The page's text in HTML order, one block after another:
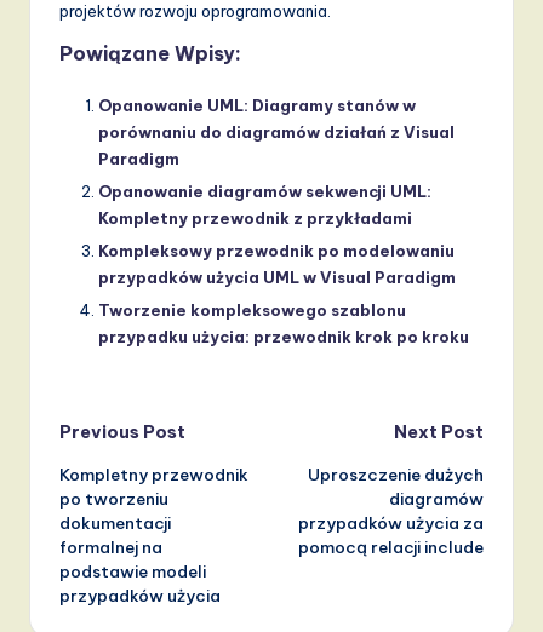
projektów rozwoju oprogramowania.
Powiązane Wpisy:
Opanowanie UML: Diagramy stanów w
porównaniu do diagramów działań z Visual
Paradigm
Opanowanie diagramów sekwencji UML:
Kompletny przewodnik z przykładami
Kompleksowy przewodnik po modelowaniu
przypadków użycia UML w Visual Paradigm
Tworzenie kompleksowego szablonu
przypadku użycia: przewodnik krok po kroku
Post
navigation
Previous Post
Kompletny przewodnik
po tworzeniu
dokumentacji
formalnej na
podstawie modeli
przypadków użycia
Next Post
Uproszczenie dużych
diagramów
przypadków użycia za
pomocą relacji include